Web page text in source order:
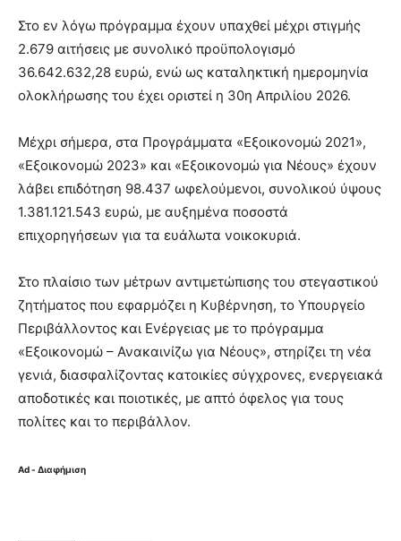
Στο εν λόγω πρόγραμμα έχουν υπαχθεί μέχρι στιγμής
2.679 αιτήσεις με συνολικό προϋπολογισμό
36.642.632,28 ευρώ, ενώ ως καταληκτική ημερομηνία
ολοκλήρωσης του έχει οριστεί η 30η Απριλίου 2026.
Μέχρι σήμερα, στα Προγράμματα «Εξοικονομώ 2021»,
«Εξοικονομώ 2023» και «Εξοικονομώ για Νέους» έχουν
λάβει επιδότηση 98.437 ωφελούμενοι, συνολικού ύψους
1.381.121.543 ευρώ, με αυξημένα ποσοστά
επιχορηγήσεων για τα ευάλωτα νοικοκυριά.
Στο πλαίσιο των μέτρων αντιμετώπισης του στεγαστικού
ζητήματος που εφαρμόζει η Κυβέρνηση, το Υπουργείο
Περιβάλλοντος και Ενέργειας με το πρόγραμμα
«Εξοικονομώ – Ανακαινίζω για Νέους», στηρίζει τη νέα
γενιά, διασφαλίζοντας κατοικίες σύγχρονες, ενεργειακά
αποδοτικές και ποιοτικές, με απτό όφελος για τους
πολίτες και το περιβάλλον.
Ad - Διαφήμιση